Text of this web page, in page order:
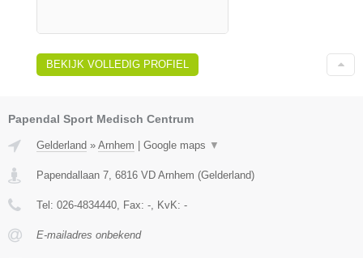
BEKIJK VOLLEDIG PROFIEL
Papendal Sport Medisch Centrum
Gelderland » Arnhem Google maps ▼
Papendallaan 7, 6816 VD Arnhem (Gelderland)
Tel: 026-4834440, Fax: -, KvK: -
E-mailadres onbekend